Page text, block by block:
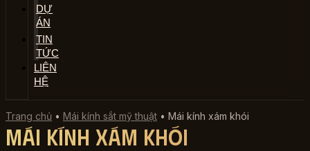
DỰ
ÁN
TIN
TỨC
LIÊN
HỆ
Trang chủ • Mái kính sắt mỹ thuật • Mái kính xám khói
Mái kính xám khói